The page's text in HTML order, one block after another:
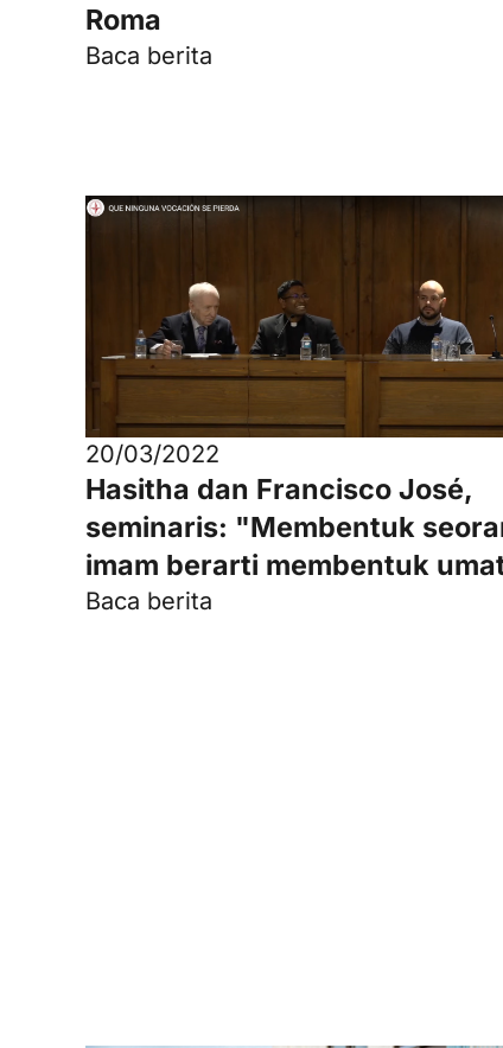
Roma
Baca berita
20/03/2022
Hasitha dan Francisco José,
seminaris: "Membentuk
imam berarti membentuk
Baca berita